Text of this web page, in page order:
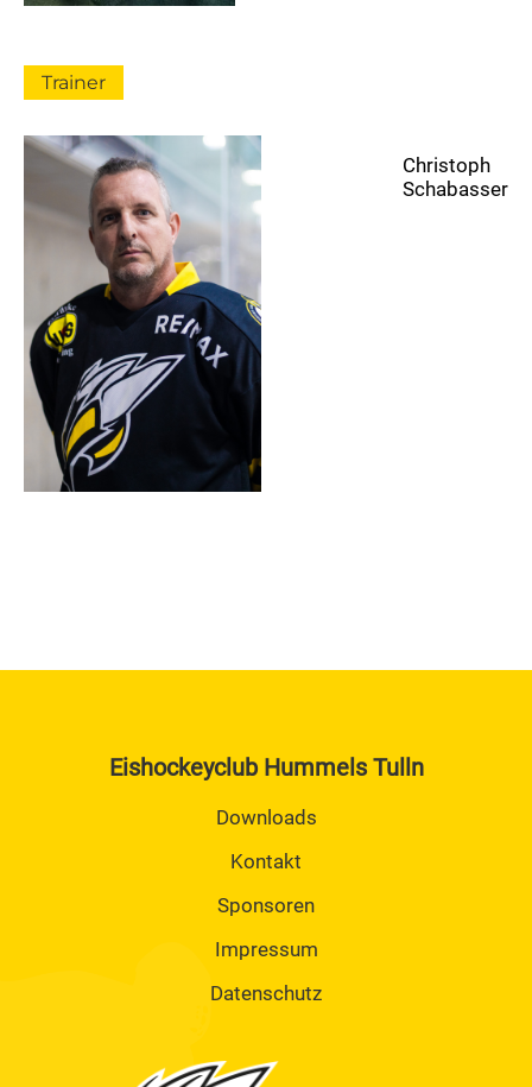
Trainer
Christoph
Schabasser
Eishockeyclub Hummels Tulln
Downloads
Kontakt
Sponsoren
Impressum
Datenschutz